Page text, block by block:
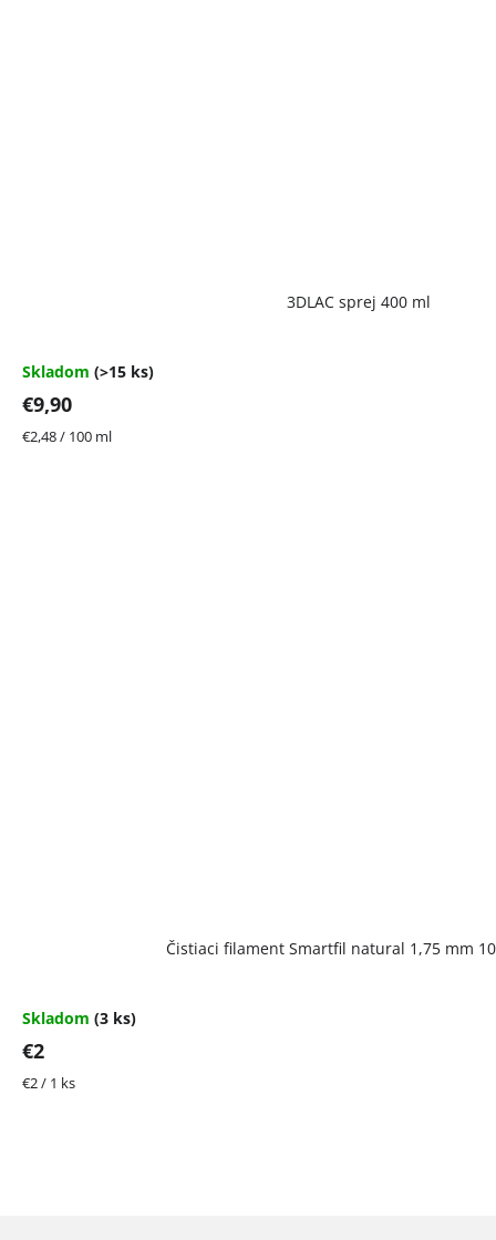
3DLAC sprej 400 ml
4,7
5
hviezdičiek.
Skladom (>15 ks)
€9,90
Jednotková
€2,48 / 100 ml
Čistiaci filament Smartfil natural 1,75 mm
Skladom (3 ks)
€2
Jednotková
€2 / 1 ks